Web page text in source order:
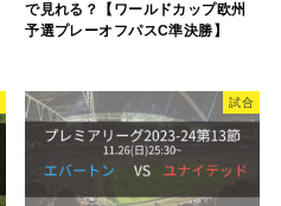
で見れる？【ワールドカップ欧州
予選プレーオフパスC準決勝】
試合